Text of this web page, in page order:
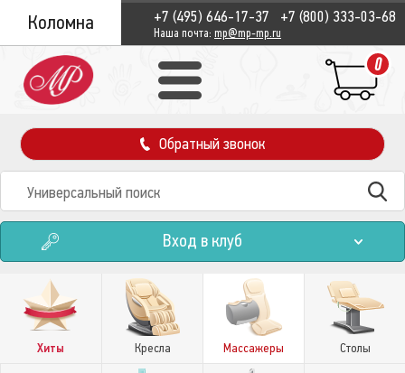
Коломна +7 (495) 646-17-37 +7 (800) 333-03-68
Наша почта: mp@mp-mp.ru
0
Обратный звонок
Вход в клуб
Хиты Кресла Массажеры Столы